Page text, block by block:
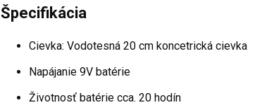
Špecifikácia
Cievka: Vodotesná 20 cm koncetrická cievka
Napájanie 9V batérie
Životnosť batérie cca. 20 hodín